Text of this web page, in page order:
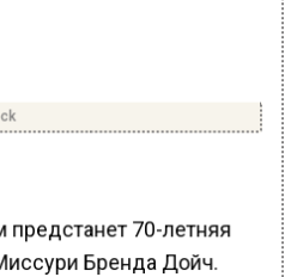
70-летняя
Бренда Дойч.